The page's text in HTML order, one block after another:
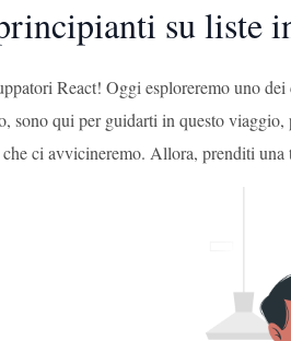
su liste
React! Oggi esploreremo uno
sono qui per guidarti in questo
ci avvicineremo. Allora, prenditi